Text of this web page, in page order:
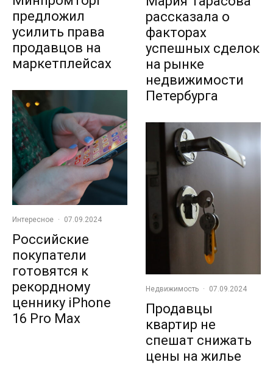
предложил
усилить права
продавцов на
маркетплейсах
Интересное · 07.09.2024
Российские
покупатели
готовятся к
рекордному
ценнику iPhone
16 Pro Max
рассказала о
факторах
успешных сделок
на рынке
недвижимости
Петербурга
Недвижимость · 07.09.2024
Продавцы
квартир не
спешат снижать
цены на жилье